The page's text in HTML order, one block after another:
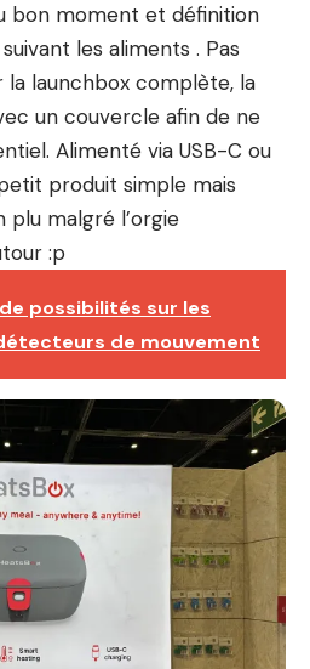
bon moment et définition
les aliments . Pas
launchbox complète, la
un couvercle afin de ne
Alimenté via USB-C ou
produit simple mais
plu malgré l’orgie
:p
possibilités sur les
de mouvement